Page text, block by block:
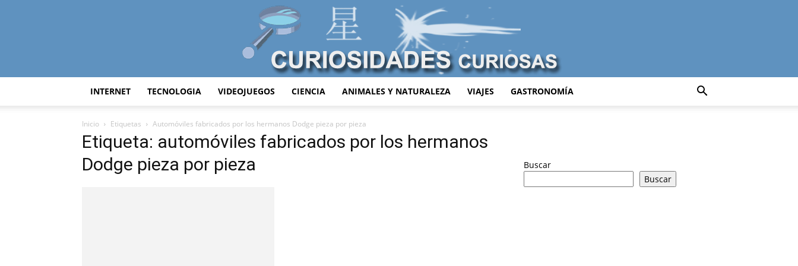
INTERNET TECNOLOGIA VIDEOJUEGOS CIENCIA ANIMALES Y NATURALEZA VIAJES GASTRONOMÍA
Inicio Etiquetas Automóviles fabricados por los hermanos Dodge pieza por pieza
Etiqueta: automóviles fabricados por los hermanos
Dodge pieza por pieza
Buscar
Buscar